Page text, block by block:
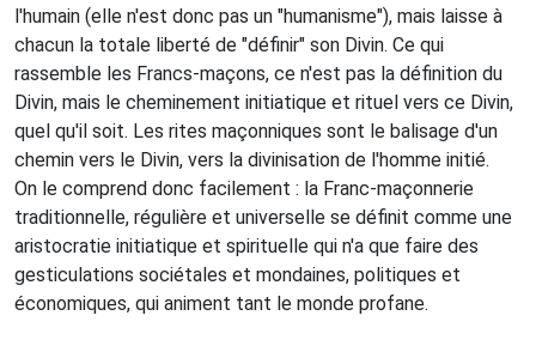
l'humain (elle n'est donc pas un "humanisme"), mais laisse à
chacun la totale liberté de "définir" son Divin. Ce qui
rassemble les Francs-maçons, ce n'est pas la définition du
Divin, mais le cheminement initiatique et rituel vers ce Divin,
quel qu'il soit. Les rites maçonniques sont le balisage d'un
chemin vers le Divin, vers la divinisation de l'homme initié.
On le comprend donc facilement : la Franc-maçonnerie
traditionnelle, régulière et universelle se définit comme une
aristocratie initiatique et spirituelle qui n'a que faire des
gesticulations sociétales et mondaines, politiques et
économiques, qui animent tant le monde profane.